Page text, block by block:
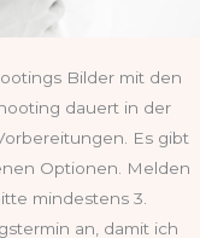
Bilder mit den
dauert in der
Es gibt
Optionen. Melden
mindestens 3.
an, damit ich